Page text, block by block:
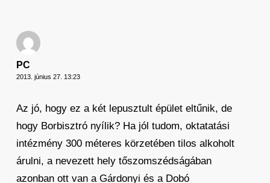
PC
2013. június 27. 13:23
Az jó, hogy ez a két lepusztult épület eltűnik, de
hogy Borbisztró nyílik? Ha jól tudom, oktatatási
intézmény 300 méteres körzetében tilos alkoholt
árulni, a nevezett hely tőszomszédságában
azonban ott van a Gárdonyi és a Dobó